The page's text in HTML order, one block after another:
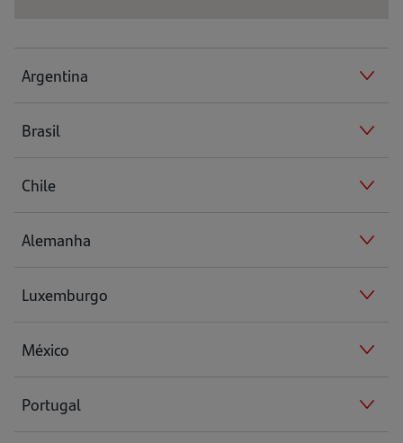
Argentina
Brasil
Chile
Alemanha
Luxemburgo
México
Portugal